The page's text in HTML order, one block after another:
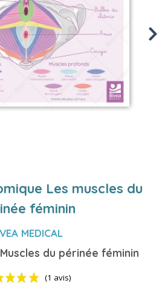
Les muscles du
féminin
MEDICAL
Muscles du périnée féminin